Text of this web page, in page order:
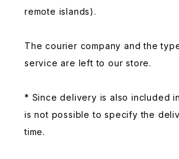
remote islands).
The courier company and the
service are left to our store.
* Since delivery is also included
is not possible to specify the
time.